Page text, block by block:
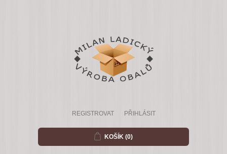
REGISTROVAT PŘIHLÁSIT
KOŠÍK (0)